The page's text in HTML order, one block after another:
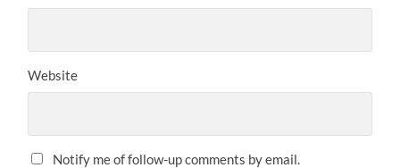
Website
Notify me of follow-up comments by email.